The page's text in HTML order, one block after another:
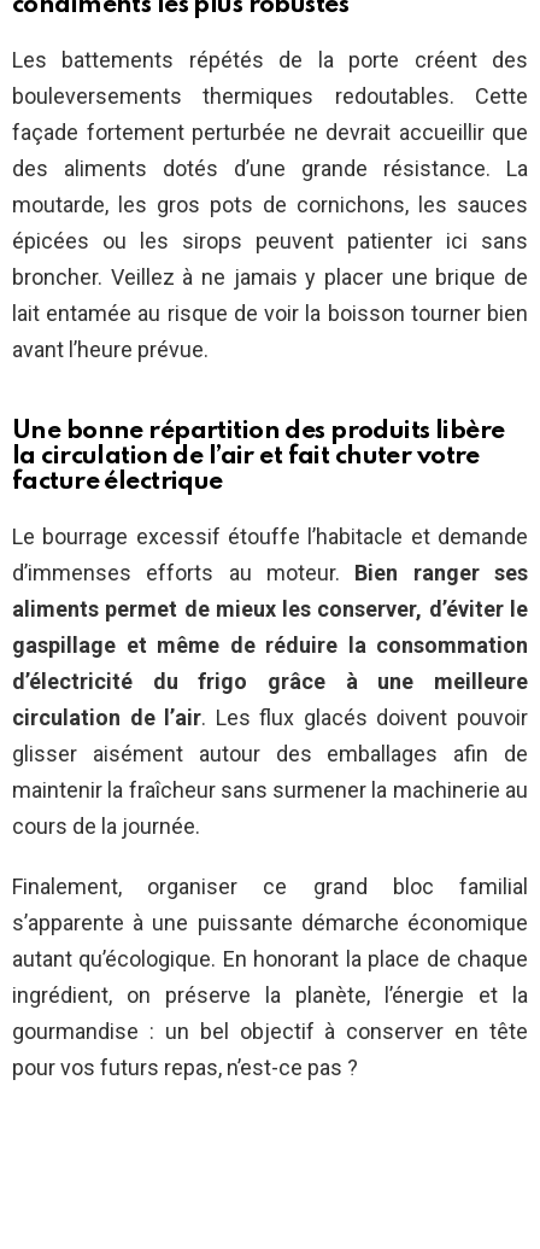
condiments les plus robustes
Les battements répétés de la porte créent des
bouleversements thermiques redoutables. Cette
façade fortement perturbée ne devrait accueillir que
des aliments dotés d’une grande résistance. La
moutarde, les gros pots de cornichons, les sauces
épicées ou les sirops peuvent patienter ici sans
broncher. Veillez à ne jamais y placer une brique de
lait entamée au risque de voir la boisson tourner bien
avant l’heure prévue.
Une bonne répartition des produits libère
la circulation de l’air et fait chuter votre
facture électrique
Le bourrage excessif étouffe l’habitacle et demande
d’immenses efforts au moteur. Bien ranger ses
aliments permet de mieux les conserver, d’éviter le
gaspillage et même de réduire la consommation
d’électricité du frigo grâce à une meilleure
circulation de l’air. Les flux glacés doivent pouvoir
glisser aisément autour des emballages afin de
maintenir la fraîcheur sans surmener la machinerie au
cours de la journée.
Finalement, organiser ce grand bloc familial
s’apparente à une puissante démarche économique
autant qu’écologique. En honorant la place de chaque
ingrédient, on préserve la planète, l’énergie et la
gourmandise : un bel objectif à conserver en tête
pour vos futurs repas, n’est-ce pas ?